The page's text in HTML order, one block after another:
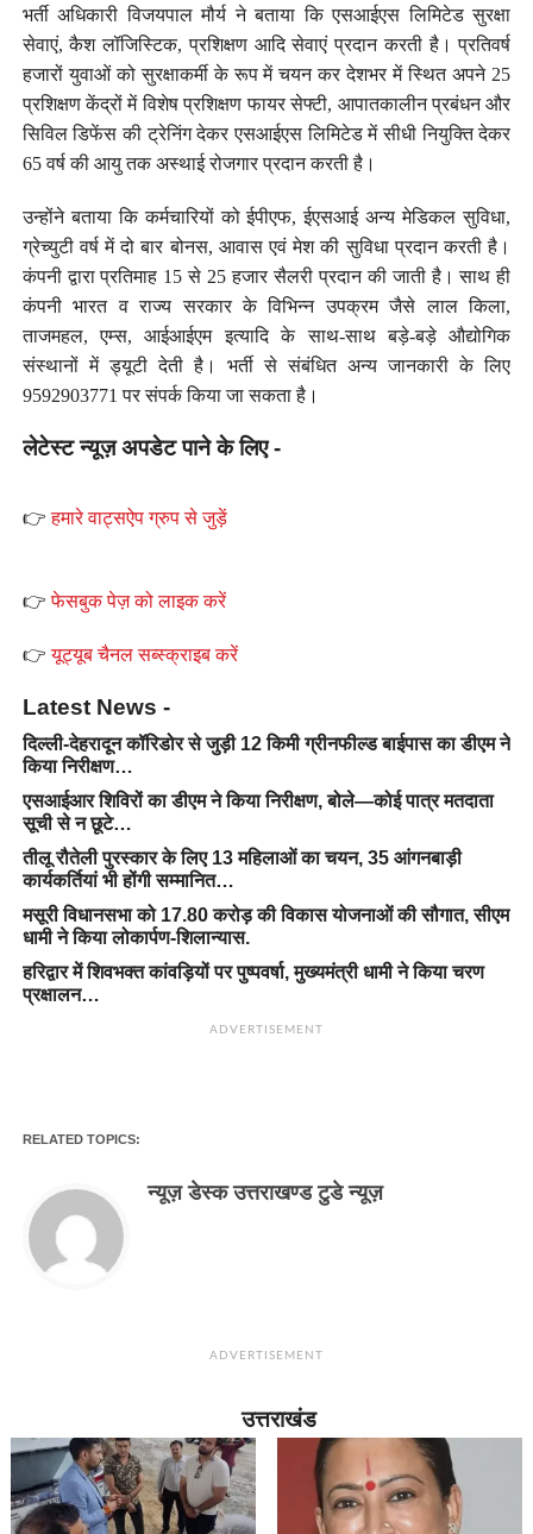
भर्ती अधिकारी विजयपाल मौर्य ने बताया कि एसआईएस लिमिटेड सुरक्षा
सेवाएं, कैश लॉजिस्टिक, प्रशिक्षण आदि सेवाएं प्रदान करती है। प्रतिवर्ष
हजारों युवाओं को सुरक्षाकर्मी के रूप में चयन कर देशभर में स्थित अपने 25
प्रशिक्षण केंद्रों में विशेष प्रशिक्षण फायर सेफ्टी, आपातकालीन प्रबंधन और
सिविल डिफेंस की ट्रेनिंग देकर एसआईएस लिमिटेड में सीधी नियुक्ति देकर
65 वर्ष की आयु तक अस्थाई रोजगार प्रदान करती है।
उन्होंने बताया कि कर्मचारियों को ईपीएफ, ईएसआई अन्य मेडिकल सुविधा,
ग्रेच्युटी वर्ष में दो बार बोनस, आवास एवं मेश की सुविधा प्रदान करती है।
कंपनी द्वारा प्रतिमाह 15 से 25 हजार सैलरी प्रदान की जाती है। साथ ही
कंपनी भारत व राज्य सरकार के विभिन्न उपक्रम जैसे लाल किला,
ताजमहल, एम्स, आईआईएम इत्यादि के साथ-साथ बड़े-बड़े औद्योगिक
संस्थानों में ड्यूटी देती है। भर्ती से संबंधित अन्य जानकारी के लिए
9592903771 पर संपर्क किया जा सकता है।
लेटेस्ट न्यूज़ अपडेट पाने के लिए -
👉हमारे वाट्सऐप ग्रुप से जुड़ें
👉फेसबुक पेज़ को लाइक करें
👉यूट्यूब चैनल सब्स्क्राइब करें
Latest News -
दिल्ली-देहरादून कॉरिडोर से जुड़ी 12 किमी ग्रीनफील्ड बाईपास का डीएम ने
किया निरीक्षण…
एसआईआर शिविरों का डीएम ने किया निरीक्षण, बोले—कोई पात्र मतदाता
सूची से न छूटे…
तीलू रौतेली पुरस्कार के लिए 13 महिलाओं का चयन, 35 आंगनबाड़ी
कार्यकर्तियां भी होंगी सम्मानित…
मसूरी विधानसभा को 17.80 करोड़ की विकास योजनाओं की सौगात, सीएम
धामी ने किया लोकार्पण-शिलान्यास.
हरिद्वार में शिवभक्त कांवड़ियों पर पुष्पवर्षा, मुख्यमंत्री धामी ने किया चरण
प्रक्षालन…
ADVERTISEMENT
RELATED TOPICS:
न्यूज़ डेस्क उत्तराखण्ड टुडे न्यूज़
ADVERTISEMENT
उत्तराखंड